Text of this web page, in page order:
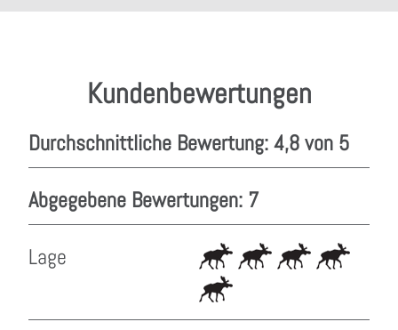
Kundenbewertungen
Durchschnittliche Bewertung: 4,8 von 5
Abgegebene Bewertungen: 7
Lage